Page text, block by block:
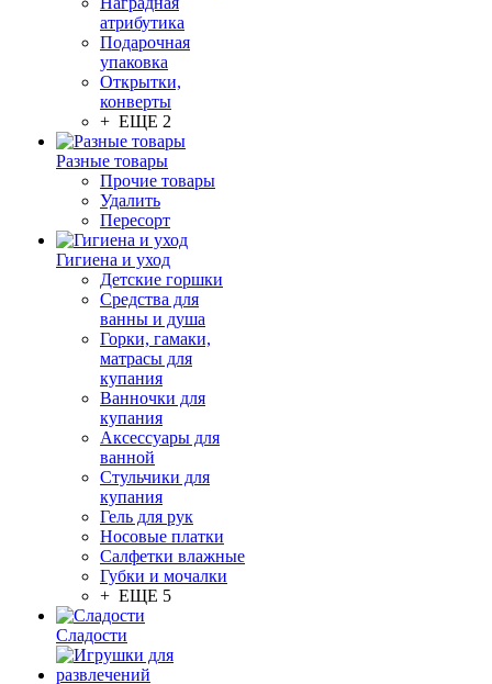
атрибутика
Подарочная
упаковка
Открытки,
конверты
+ ЕЩЕ 2
Разные товары
Прочие товары
Удалить
Пересорт
Гигиена и уход
Детские горшки
Средства для
ванны и душа
Горки, гамаки,
матрасы для
купания
Ванночки для
купания
Аксессуары для
ванной
Стульчики для
купания
Гель для рук
Носовые платки
Салфетки влажные
Губки и мочалки
+ ЕЩЕ 5
Сладости